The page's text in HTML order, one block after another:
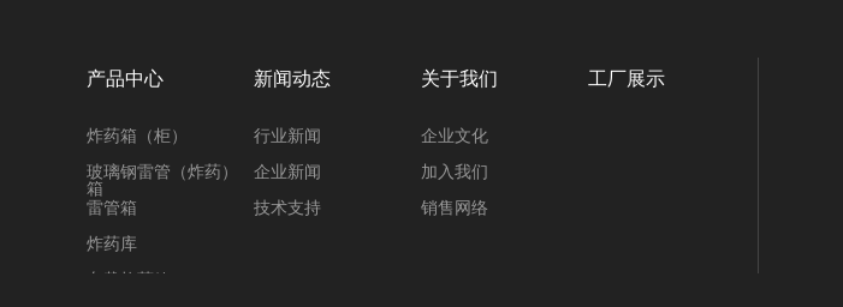
产品中心
炸药箱（柜）
玻璃钢雷管（炸药）
箱
雷管箱
炸药库
车载炸药箱
新闻动态
行业新闻
企业新闻
技术支持
关于我们
企业文化
加入我们
销售网络
工厂展示